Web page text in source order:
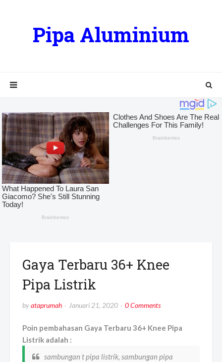
Pipa Aluminium
Gaya Terbaru 36+ Knee
Pipa Listrik
byataprumah Januari 21, 2020 0 Comments
Poin pembahasan Gaya Terbaru 36+ Knee Pipa
Listrik adalah :
sambungan t pipa listrik, sambungan pipa